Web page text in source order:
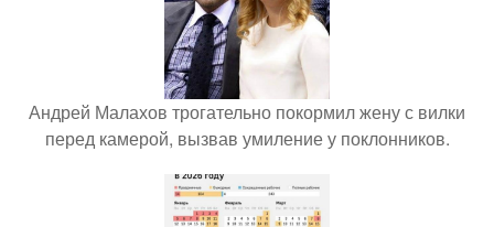
Андрей Малахов трогательно покормил жену с вилки
перед камерой, вызвав умиление у поклонников.